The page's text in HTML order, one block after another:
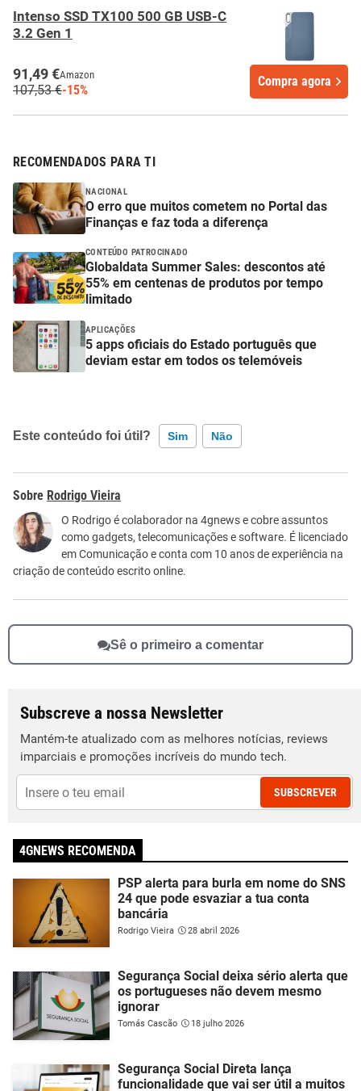
Intenso SSD TX100 500 GB USB-C
3.2 Gen 1
91,49 €Amazon
107,53 €-15%
Compra agora
RECOMENDADOS PARA TI
NACIONAL
O erro que muitos cometem no Portal das
Finanças e faz toda a diferença
CONTEÚDO PATROCINADO
Globaldata Summer Sales: descontos até
55% em centenas de produtos por tempo
limitado
APLICAÇÕES
5 apps oficiais do Estado português que
deviam estar em todos os telemóveis
Este conteúdo foi útil? Sim Não
Este conteúdo contém informação incorreta
Este conteúdo não tem a informação que procuro
Outro
Rodrigo Vieira
O Rodrigo é colaborador na 4gnews e cobre assuntos
como gadgets, telecomunicações e software. É licenciado
em Comunicação e conta com 10 anos de experiência na
criação de conteúdo escrito online.
Sê o primeiro a comentar
Subscreve a nossa Newsletter
Mantém-te atualizado com as melhores notícias, reviews
imparciais e promoções incríveis do mundo tech.
SUBSCREVER
4GNEWS RECOMENDA
PSP alerta para burla em nome do SNS
24 que pode esvaziar a tua conta
bancária
Rodrigo Vieira 28 abril 2026
Segurança Social deixa sério alerta que
os portugueses não devem mesmo
ignorar
Tomás Cascão 18 julho 2026
Segurança Social Direta lança
funcionalidade que vai ser útil a muitos